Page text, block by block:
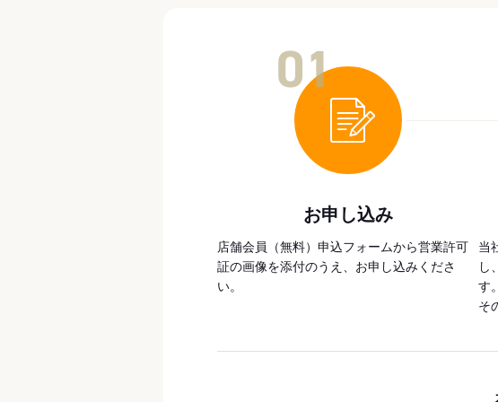
お申し込み
店舗会員（無料）申込フォームから営業許可
証の画像を添付のうえ、お申し込みくださ
い。
当
し
す。
そ